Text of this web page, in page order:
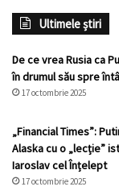
Ultimele știri
De ce vrea Rusia ca
în drumul său spre
17 octombrie 2025
„Financial Times”:
Alaska cu o „lecție”
Iaroslav cel Înțelept
17 octombrie 2025